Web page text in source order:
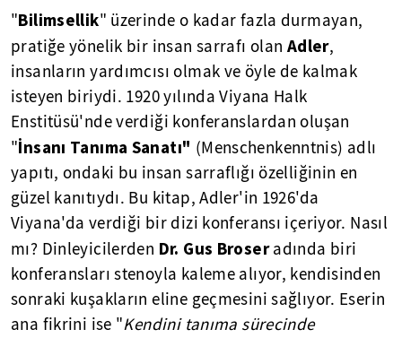
"Bilimsellik" üzerinde o kadar fazla durmayan,
pratiğe yönelik bir insan sarrafı olan Adler,
insanların yardımcısı olmak ve öyle de kalmak
isteyen biriydi. 1920 yılında Viyana Halk
Enstitüsü'nde verdiği konferanslardan oluşan
"İnsanı Tanıma Sanatı" (Menschenkenntnis) adlı
yapıtı, ondaki bu insan sarraflığı özelliğinin en
güzel kanıtıydı. Bu kitap, Adler'in 1926'da
Viyana'da verdiği bir dizi konferansı içeriyor. Nasıl
mı? Dinleyicilerden Dr. Gus Broseradında biri
konferansları stenoyla kaleme alıyor, kendisinden
sonraki kuşakların eline geçmesini sağlıyor. Eserin
ana fikrini ise "Kendini tanıma sürecinde